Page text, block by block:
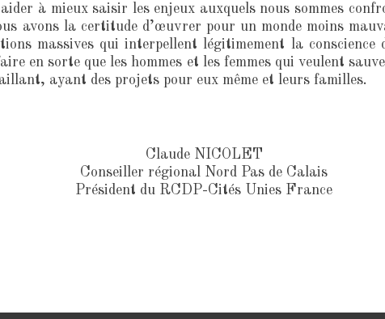
à mieux saisir les enjeux auxquels nous sommes
avons la certitude d’œuvrer pour un monde moins
massives qui interpellent légitimement la
en sorte que les hommes et les femmes qui veulent
ayant des projets pour eux même et leurs familles.
Claude NICOLET
Conseiller régional Nord Pas de Calais
Président du RCDP-Cités Unies France